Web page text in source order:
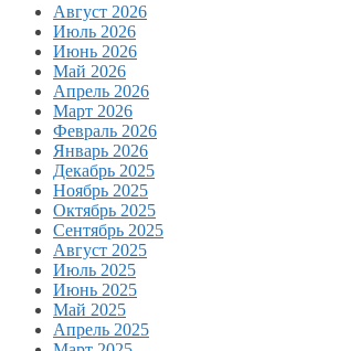
Август 2026
Июль 2026
Июнь 2026
Май 2026
Апрель 2026
Март 2026
Февраль 2026
Январь 2026
Декабрь 2025
Ноябрь 2025
Октябрь 2025
Сентябрь 2025
Август 2025
Июль 2025
Июнь 2025
Май 2025
Апрель 2025